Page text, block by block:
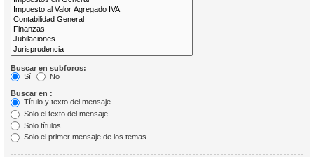
Buscar en subforos:
Sí
No
Buscar en :
Título y texto del mensaje
Solo el texto del mensaje
Solo títulos
Solo el primer mensaje de los temas